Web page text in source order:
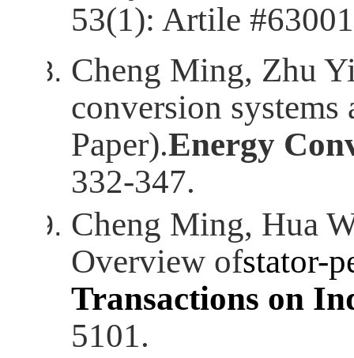
53(1): Artile #
Cheng Ming, Zhu
conversion
Paper).Energy
332-347.
Cheng Ming, Hua
Overview ofstator-
Transactions on
5101.